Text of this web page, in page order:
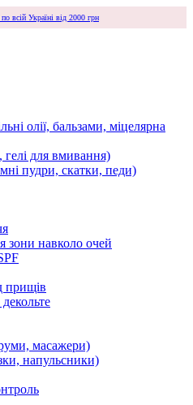
всій Україні від 2000 грн
олії, бальзами, міцелярна
для вмивання)
пудри, скатки, педи)
зони навколо очей
прищів
масажери)
напульсники)